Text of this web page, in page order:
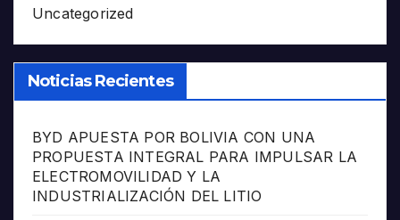
Uncategorized
Noticias Recientes
BYD APUESTA POR BOLIVIA CON UNA
PROPUESTA INTEGRAL PARA IMPULSAR LA
ELECTROMOVILIDAD Y LA
INDUSTRIALIZACIÓN DEL LITIO